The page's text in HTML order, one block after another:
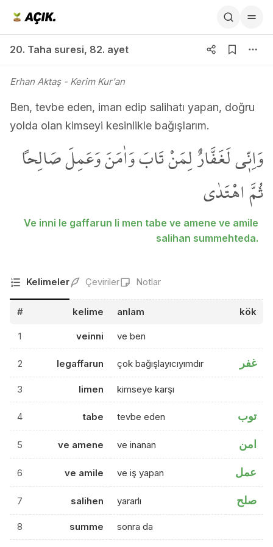
20. Taha suresi, 82. ayet
Erhan Aktaş- Kerim Kur'an
Ben, tevbe eden, iman edip salihatı yapan, doğru
yolda olan kimseyi kesinlikle bağışlarım.
وَاِنّ۪ي لَغَفَّارٌ لِمَنْ تَابَ وَاٰمَنَ وَعَمِلَ صَالِحاً
ثُمَّ اهْتَدٰى
Ve inni le gaffarun li men tabe ve amene ve amile
salihan summehteda.
Kelimeler Çeviriler Notlar
# kelime anlam kök
1 veinni ve ben
2 legaffarun çok bağışlayıcıyımdır غفر
3 limen kimseye karşı
4 tabe tevbe eden توب
5 ve amene ve inanan امن
6 ve amile ve iş yapan عمل
7 salihen yararlı صلح
8 summe sonra da